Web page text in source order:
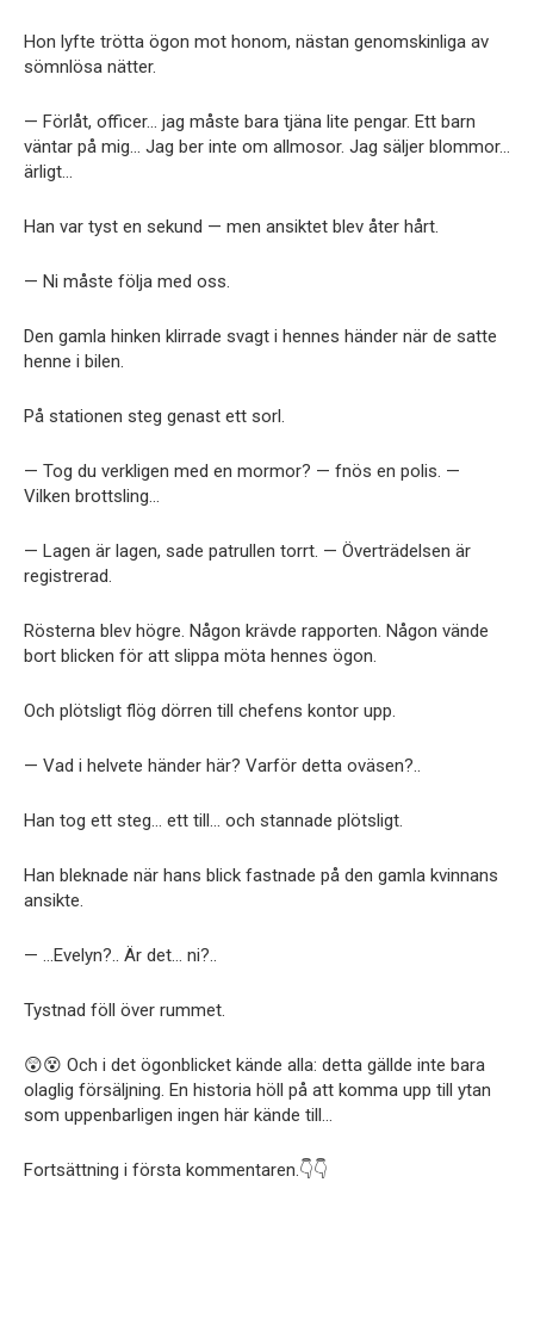
Hon lyfte trötta ögon mot honom, nästan genomskinliga av
sömnlösa nätter.
— Förlåt, officer… jag måste bara tjäna lite pengar. Ett barn
väntar på mig… Jag ber inte om allmosor. Jag säljer blommor…
ärligt…
Han var tyst en sekund — men ansiktet blev åter hårt.
— Ni måste följa med oss.
Den gamla hinken klirrade svagt i hennes händer när de satte
henne i bilen.
På stationen steg genast ett sorl.
— Tog du verkligen med en mormor? — fnös en polis. —
Vilken brottsling…
— Lagen är lagen, sade patrullen torrt. — Överträdelsen är
registrerad.
Rösterna blev högre. Någon krävde rapporten. Någon vände
bort blicken för att slippa möta hennes ögon.
Och plötsligt flög dörren till chefens kontor upp.
— Vad i helvete händer här? Varför detta oväsen?..
Han tog ett steg… ett till… och stannade plötsligt.
Han bleknade när hans blick fastnade på den gamla kvinnans
ansikte.
— …Evelyn?.. Är det… ni?..
Tystnad föll över rummet.
😲😵 Och i det ögonblicket kände alla: detta gällde inte bara
olaglig försäljning. En historia höll på att komma upp till ytan
som uppenbarligen ingen här kände till…
Fortsättning i första kommentaren.👇👇